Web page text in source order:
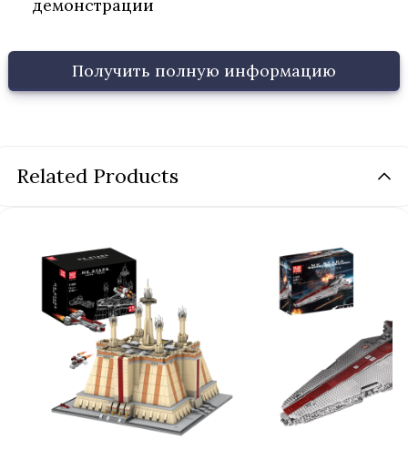
демонстрации
Получить полную информацию
Ваше имя
Электронная почта*
Номер телефона
Related Products